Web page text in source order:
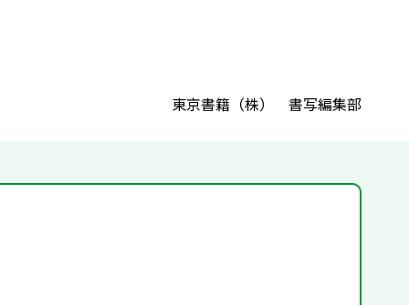
東京書籍（株） 書写編集部